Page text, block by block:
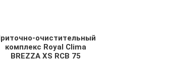
очистительный
комплекс Royal Clima
BREZZA XS RCB 75